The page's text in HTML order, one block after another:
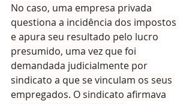
No caso, uma empresa privada
questiona a incidência dos impostos
e apura seu resultado pelo lucro
presumido, uma vez que foi
demandada judicialmente por
sindicato a que se vinculam os seus
empregados. O sindicato afirmava